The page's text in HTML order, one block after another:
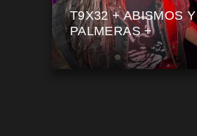
T9X32 + ABISMOS Y
PALMERAS +